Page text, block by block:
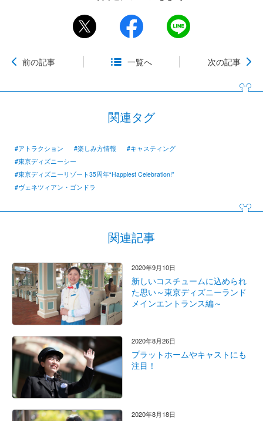
前の記事 一覧へ 次の記事
関連タグ
#アトラクション #楽しみ方情報
#キャスティング
#東京ディズニーシー
#東京ディズニーリゾート35周年“Happiest Celebration!”
#ヴェネツィアン・ゴンドラ
関連記事
2020年9月10日
新しいコスチュームに込められ
た思い～東京ディズニーランド
メインエントランス編～
2020年8月26日
プラットホームやキャストにも
注目！
2020年8月18日